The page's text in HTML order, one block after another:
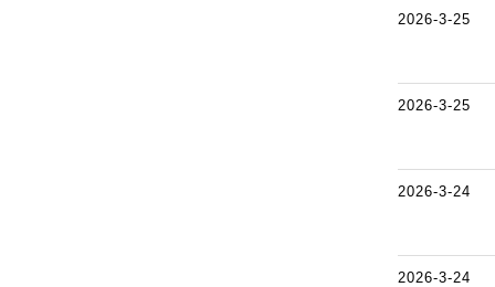
2026-3-25
2026-3-25
2026-3-24
2026-3-24